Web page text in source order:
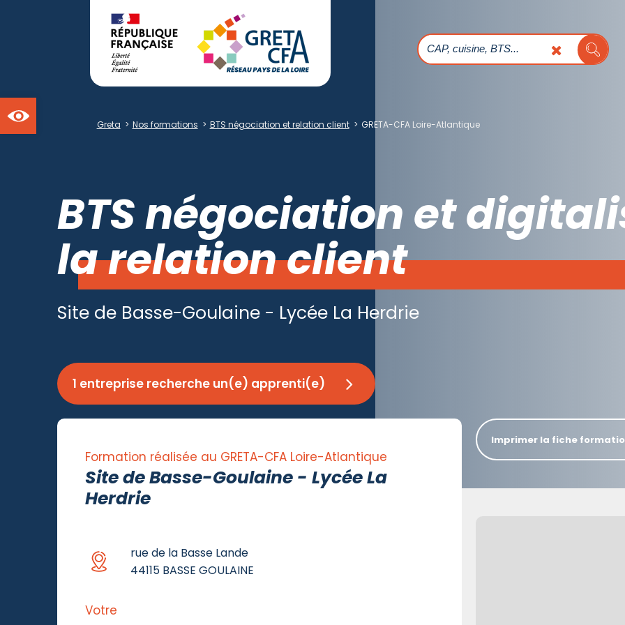
Greta > Nos formations > BTS négociation et relation client > GRETA-CFA Loire-Atlantique
BTS négociation et
la relation client
Site de Basse-Goulaine - Lycée La Herdrie
1 entreprise recherche un(e) apprenti(e)
Formation réalisée au GRETA-CFA Loire-Atlantique
Site de Basse-Goulaine - Lycée La
Herdrie
rue de la Basse Lande
44115 BASSE GOULAINE
Votre
Imprimer la fiche
Ouvrir la barre d'outils